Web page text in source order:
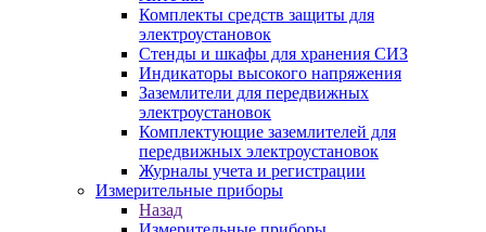
Комплекты средств защиты для
электроустановок
Стенды и шкафы для хранения СИЗ
Индикаторы высокого напряжения
Заземлители для передвижных
электроустановок
Комплектующие заземлителей для
передвижных электроустановок
Журналы учета и регистрации
Измерительные приборы
Назад